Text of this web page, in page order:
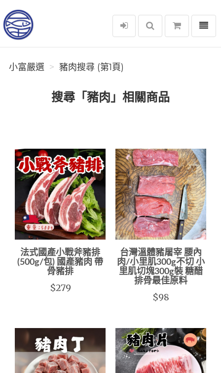
小富嚴選
選單
小富嚴選 豬肉搜尋 (第1頁)
搜尋「豬肉」相關商品
法式國產小戰斧豬排
(500g/包) 國產豬肉 帶
骨豬排
$279
台灣溫體豬屠宰 腰內
肉/小里肌300g不切 小
里肌切塊300g裝 糖醋
排骨最佳原料
$98